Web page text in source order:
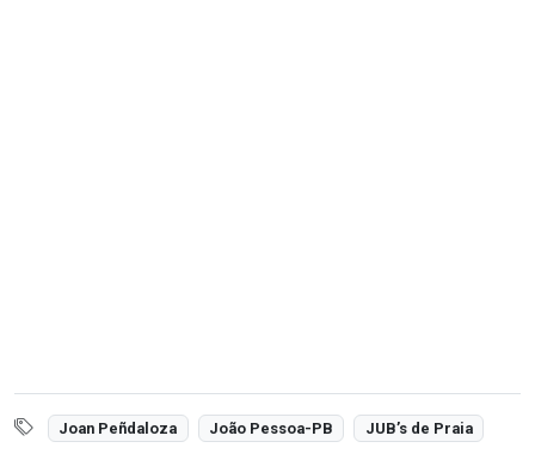
Joan Peñdaloza João Pessoa-PB JUB’s de Praia